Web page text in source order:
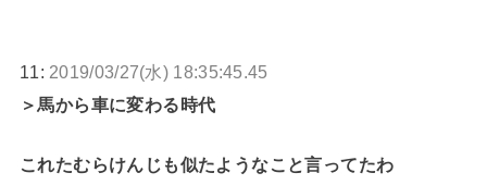
11: 2019/03/27(水) 18:35:45.45
＞馬から車に変わる時代
これたむらけんじも似たようなこと言ってたわ